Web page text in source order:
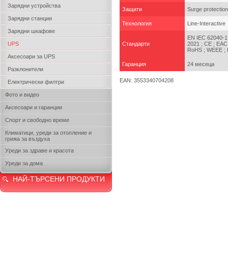
Зарядни устройства
Зарядни станции
Зарядни шкафове
UPS
Аксесоари за UPS
Разклонители
Електрически филтри
Фото и видео
Аксесоари и гаранции
Спорт и свободно време
Климатици, уреди за отопление и
грижа за въздуха
Уреди за здраве и красота
Уреди за дома
НАЙ-ТЪРСЕНИ ПРОДУКТИ
Защити Surge protection
Технология Line-Interactive
Стандарти
EN IEC 62040-
2021 ; CE ;
RoHS ; WEEE ;
Гаранция 24 месеца
EAN: 3553340704208